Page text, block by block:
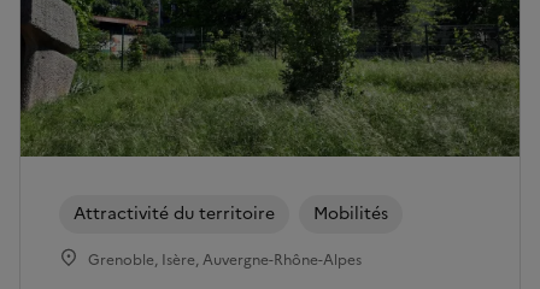
Attractivité du territoire Mobilités
Grenoble, Isère, Auvergne-Rhône-Alpes